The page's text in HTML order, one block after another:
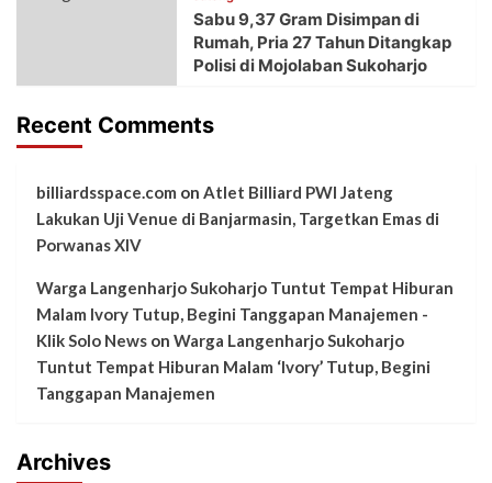
Sabu 9,37 Gram Disimpan di
Rumah, Pria 27 Tahun Ditangkap
Polisi di Mojolaban Sukoharjo
Recent Comments
billiardsspace.com on Atlet Billiard PWI Jateng
Lakukan Uji Venue di Banjarmasin, Targetkan Emas di
Porwanas XIV
Warga Langenharjo Sukoharjo Tuntut Tempat Hiburan
Malam Ivory Tutup, Begini Tanggapan Manajemen -
Klik Solo News on Warga Langenharjo Sukoharjo
Tuntut Tempat Hiburan Malam ‘Ivory’ Tutup, Begini
Tanggapan Manajemen
Archives